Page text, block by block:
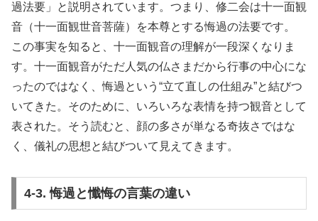
過法要」と説明されています。つまり、修二会は十一面観
音（十一面観世音菩薩）を本尊とする悔過の法要です。
この事実を知ると、十一面観音の理解が一段深くなりま
す。十一面観音がただ人気の仏さまだから行事の中心にな
ったのではなく、悔過という“立て直しの仕組み”と結びつ
いてきた。そのために、いろいろな表情を持つ観音として
表された。そう読むと、顔の多さが単なる奇抜さではな
く、儀礼の思想と結びついて見えてきます。
4-3. 悔過と懺悔の言葉の違い